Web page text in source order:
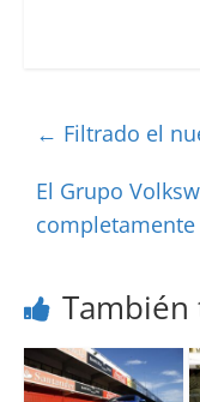
← Filtrado el
El Grupo
completamente